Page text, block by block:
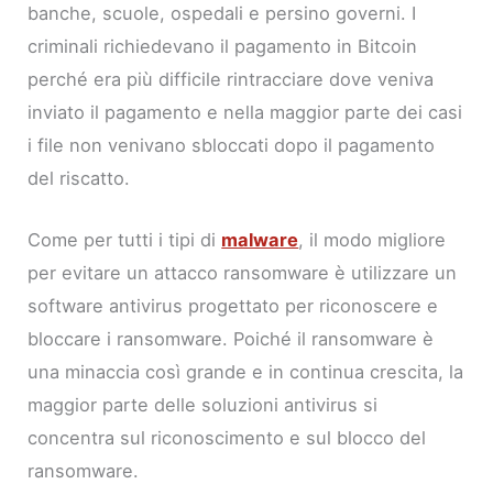
banche, scuole, ospedali e persino governi. I
criminali richiedevano il pagamento in Bitcoin
perché era più difficile rintracciare dove veniva
inviato il pagamento e nella maggior parte dei casi
i file non venivano sbloccati dopo il pagamento
del riscatto.
Come per tutti i tipi di malware, il modo migliore
per evitare un attacco ransomware è utilizzare un
software antivirus progettato per riconoscere e
bloccare i ransomware. Poiché il ransomware è
una minaccia così grande e in continua crescita, la
maggior parte delle soluzioni antivirus si
concentra sul riconoscimento e sul blocco del
ransomware.